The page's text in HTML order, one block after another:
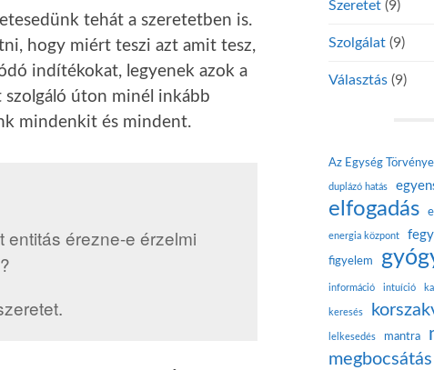
tehát a szeretetben is.
hogy miért teszi azt amit tesz,
indítékokat, legyenek azok a
szolgáló úton minél inkább
mindenkit és mindent.
érezne-e érzelmi
Szeretet (9)
Szolgálat (9)
Választás (9)
Az Egység Törvénye
duplázó hatás
elfogadás
energia központ
figyelem
információ intuíció
keresés
lelkesedés mantra
megbocsátás